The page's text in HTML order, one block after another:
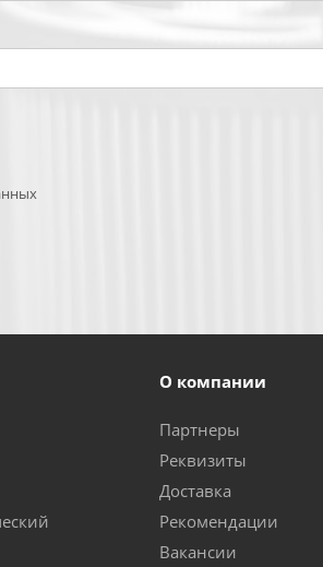
О компании
Партнеры
Реквизиты
Доставка
Рекомендации
Вакансии